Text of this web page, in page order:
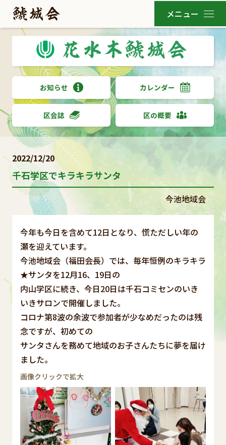
お知らせ カレンダー
区会誌 区の概要
2022/12/20
千石学区でキラキラサンタ
今池地域会
今年も今日を含めて12日となり、慌ただしい年の
瀬を迎えています。
今池地域会（福田会長）では、毎年恒例のキラキラ
★サンタを12月16、19日の
内山学区に続き、今日20日は千石コミセンのいき
いきサロンで開催しました。
コロナ第8波の余波で参加者が少なめだったのは残
念ですが、初めての
サンタさんを務めて地域のお子さんたちに夢を届け
ました。
画像クリックで拡大